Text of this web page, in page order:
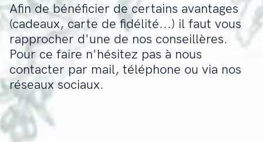
Afin de bénéficier de certains avantages
(cadeaux, carte de fidélité...) il faut vous
rapprocher d'une de nos conseillères.
Pour ce faire n'hésitez pas à nous
contacter par mail, téléphone ou via nos
réseaux sociaux.